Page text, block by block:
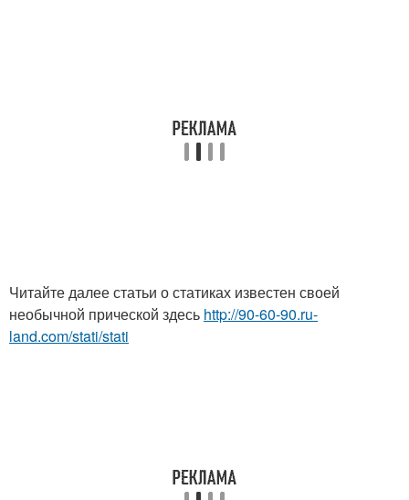
Читайте далее статьи о статиках известен своей
необычной прической здесь http://90-60-90.ru-
land.com/stati/stati